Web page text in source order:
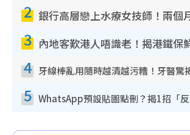
2
3
4
5